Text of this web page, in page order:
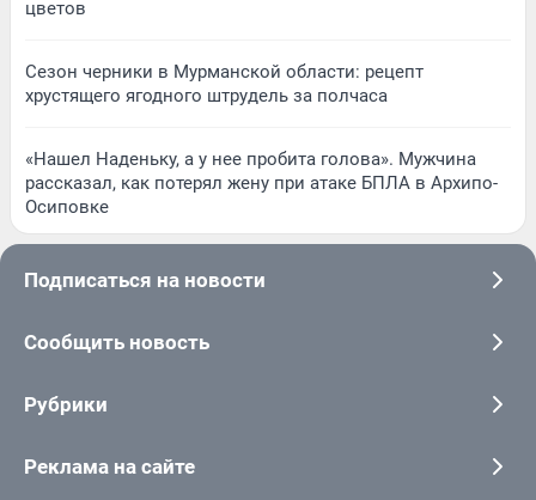
цветов
Сезон черники в Мурманской области: рецепт
хрустящего ягодного штрудель за полчаса
«Нашел Наденьку, а у нее пробита голова». Мужчина
рассказал, как потерял жену при атаке БПЛА в Архипо-
Осиповке
Подписаться на новости
Сообщить новость
Рубрики
Реклама на сайте